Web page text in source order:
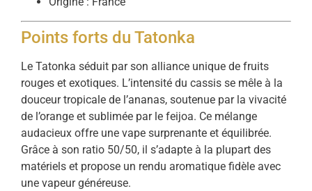
Points forts du Tatonka
Le Tatonka séduit par son alliance unique de fruits
rouges et exotiques. L’intensité du cassis se mêle à la
douceur tropicale de l’ananas, soutenue par la vivacité
de l’orange et sublimée par le feijoa. Ce mélange
audacieux offre une vape surprenante et équilibrée.
Grâce à son ratio 50/50, il s’adapte à la plupart des
matériels et propose un rendu aromatique fidèle avec
une vapeur généreuse.